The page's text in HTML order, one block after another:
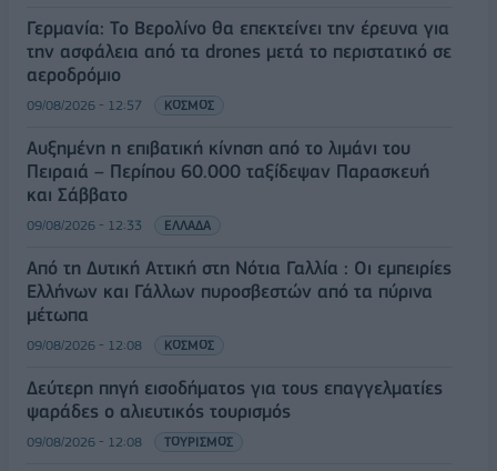
Γερμανία: Το Βερολίνο θα επεκτείνει την έρευνα για
την ασφάλεια από τα drones μετά το περιστατικό σε
αεροδρόμιο
09/08/2026 - 12:57 ΚΟΣΜΟΣ
Αυξημένη η επιβατική κίνηση από το λιμάνι του
Πειραιά – Περίπου 60.000 ταξίδεψαν Παρασκευή
και Σάββατο
09/08/2026 - 12:33 ΕΛΛΑΔΑ
Από τη Δυτική Αττική στη Νότια Γαλλία : Οι εμπειρίες
Ελλήνων και Γάλλων πυροσβεστών από τα πύρινα
μέτωπα
09/08/2026 - 12:08 ΚΟΣΜΟΣ
Δεύτερη πηγή εισοδήματος για τους επαγγελματίες
ψαράδες ο αλιευτικός τουρισμός
09/08/2026 - 12:08 ΤΟΥΡΙΣΜΟΣ